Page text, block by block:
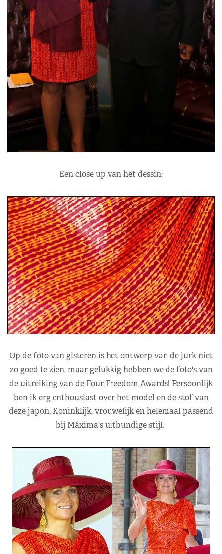
Een close up van het dessin:
Op de foto van gisteren is het ontwerp van de jurk niet
zo goed te zien, maar gelukkig hebben we de foto's van
de uitreiking van de Four Freedom Awards! Persoonlijk
ben ik erg enthousiast over het model en de stof van
deze japon. Koninklijk, vrouwelijk en helemaal passend
bij Máxima's uitbundige stijl.